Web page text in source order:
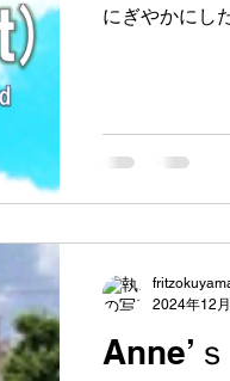
にぎやかにし
Anne’
2024年12